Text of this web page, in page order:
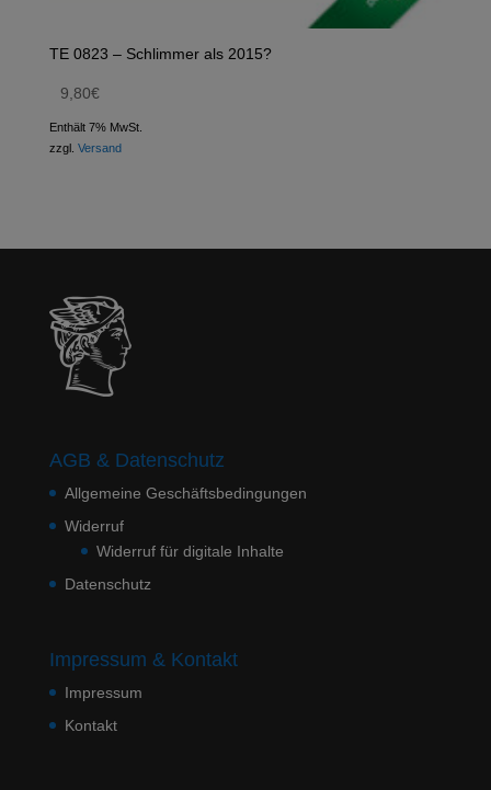
TE 0823 – Schlimmer als 2015?
9,80€
Enthält 7% MwSt.
zzgl. Versand
AGB & Datenschutz
Allgemeine Geschäftsbedingungen
Widerruf
Widerruf für digitale Inhalte
Datenschutz
Impressum & Kontakt
Impressum
Kontakt